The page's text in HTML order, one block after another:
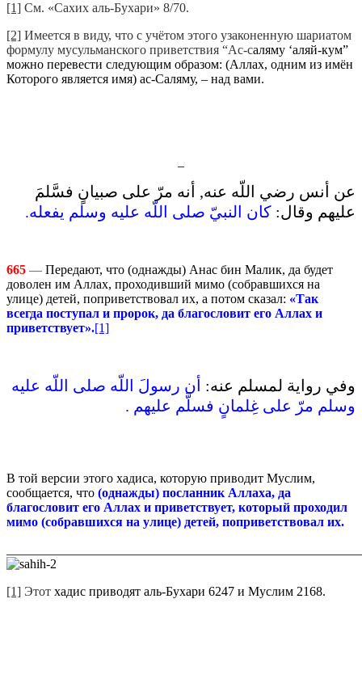
[1] См. «Сахих аль-Бухари» 8/70.
[2] Имеется в виду, что с учётом этого узаконенную шариатом
формулу мусульманского приветствия “Ас-саляму ‘аляй-кум”
можно перевести следующим образом: (Аллах, одним из имён
Которого является имя) ас-Саляму, – над вами.
عن أنس رضي اللّه عنه‏,‏ أنه مرّ على صبيانٍ فسَّلمَ
عليهم وقال‏:‏ كان النبيّ صلى اللّه عليه وسلم يفعله‏.‏
665 — Передают, что (однажды) Анас бин Малик, да будет
доволен им Аллах, проходивший мимо (собравшихся на
улице) детей, поприветствовал их, а потом сказал: «Так
всегда поступал и пророк, да благословит его Аллах и
приветствует».[1]
وفي رواية لمسلم عنه‏:‏ أن رسولَ اللّه صلى اللّه عليه
وسلم مرّ على غِلمانٍ فسلَّم عليهم ‏.‏
В той версии этого хадиса, которую приводит Муслим,
сообщается, что (однажды) посланник Аллаха, да
благословит его Аллах и приветствует, который проходил
мимо (собравшихся на улице) детей, поприветствовал их.
[1] Этот хадис приводят аль-Бухари 6247 и Муслим 2168.